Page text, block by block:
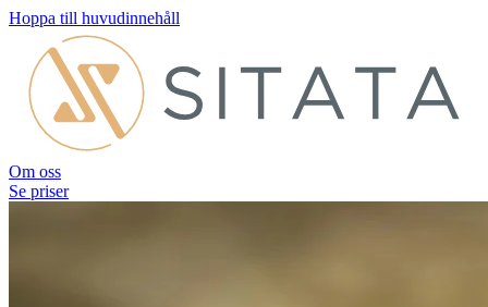
Hoppa till huvudinnehåll
Om oss
Se priser